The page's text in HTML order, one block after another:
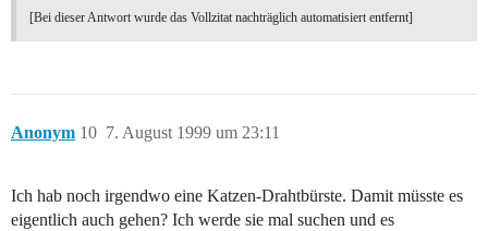
[Bei dieser Antwort wurde das Vollzitat nachträglich automatisiert entfernt]
Anonym 7. August 1999 um 23:11
10
Ich hab noch irgendwo eine Katzen-Drahtbürste. Damit müsste es
eigentlich auch gehen? Ich werde sie mal suchen und es